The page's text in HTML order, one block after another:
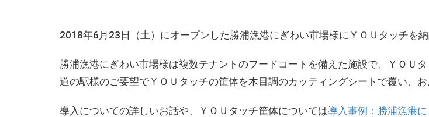
2018年6月23日（土）にオープンした勝浦漁港にぎわい市場様にＹＯＵタッチを納
勝浦漁港にぎわい市場様は複数テナントのフードコートを備えた施設で、ＹＯＵ
道の駅様のご要望でＹＯＵタッチの筐体を木目調のカッティングシートで覆い、お
導入についての詳しいお話や、ＹＯＵタッチ筐体については導入事例：勝浦漁港